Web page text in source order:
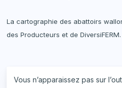
La cartographie des abattoirs
des Producteurs et de DiversiFERM.
Vous n’apparaissez pas sur